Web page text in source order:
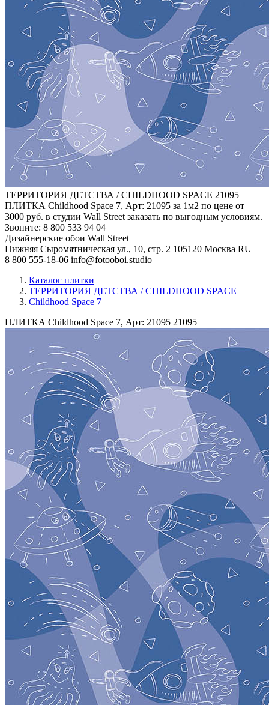
ТЕРРИТОРИЯ ДЕТСТВА / CHILDHOOD SPACE 21095
ПЛИТКА Childhood Space 7, Арт: 21095 за 1м2 по цене от
3000 руб. в студии Wall Street заказать по выгодным условиям.
Звоните: 8 800 533 94 04
Дизайнерские обои Wall Street
Нижняя Сыромятническая ул., 10, стр. 2 105120 Москва RU
8 800 555-18-06 info@fotooboi.studio
Каталог плитки
ТЕРРИТОРИЯ ДЕТСТВА / CHILDHOOD SPACE
Childhood Space 7
ПЛИТКА Childhood Space 7, Арт: 21095 21095